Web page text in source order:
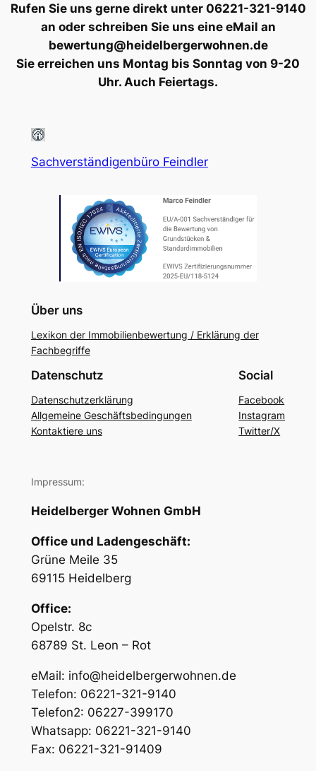
Rufen Sie uns gerne direkt unter 06221-321-9140
an oder schreiben Sie uns eine eMail an
bewertung@heidelbergerwohnen.de
Sie erreichen uns Montag bis Sonntag von 9-20
Uhr. Auch Feiertags.
Sachverständigenbüro Feindler
Über uns
Lexikon der Immobilienbewertung / Erklärung der
Fachbegriffe
Datenschutz
Datenschutzerklärung
Allgemeine Geschäftsbedingungen
Kontaktiere uns
Social
Facebook
Instagram
Twitter/X
Impressum:
Heidelberger Wohnen GmbH
Office und Ladengeschäft:
Grüne Meile 35
69115 Heidelberg
Office:
Opelstr. 8c
68789 St. Leon – Rot
eMail: info@heidelbergerwohnen.de
Telefon: 06221-321-9140
Telefon2: 06227-399170
Whatsapp: 06221-321-9140
Fax: 06221-321-91409